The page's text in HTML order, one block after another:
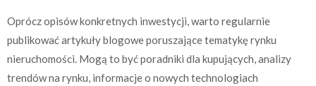
Oprócz opisów konkretnych inwestycji, warto regularnie
publikować artykuły blogowe poruszające tematykę rynku
nieruchomości. Mogą to być poradniki dla kupujących, analizy
trendów na rynku, informacje o nowych technologiach